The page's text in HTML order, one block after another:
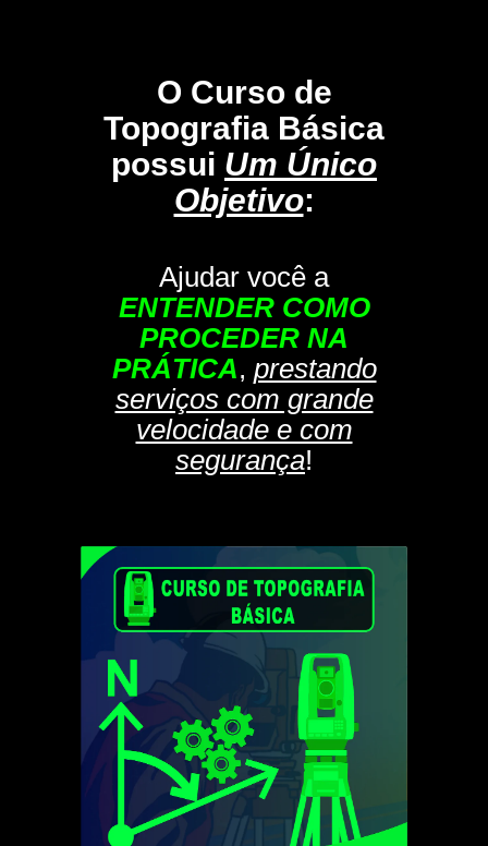
O Curso de
Topografia Básica
possui Um Único
Objetivo:
Ajudar você a
ENTENDER COMO
PROCEDER NA
PRÁTICA, prestando
serviços com grande
velocidade e com
segurança!